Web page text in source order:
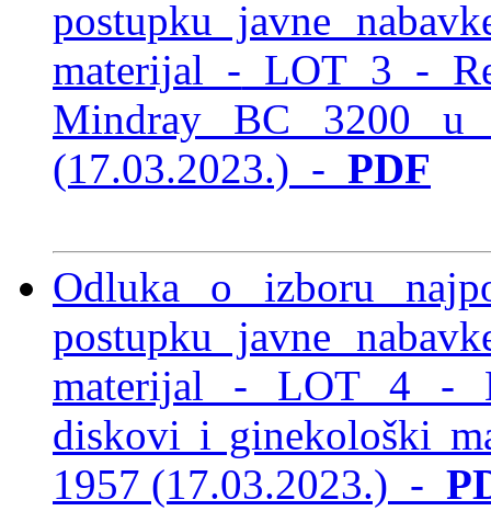
postupku javne
materijal - LOT 3 -
Mindray BC 3200
(17.03.2023.) - PDF
Odluka o izboru
postupku javne
materijal - LOT 4 -
diskovi i ginekološki
1957 (17.03.2023.) -